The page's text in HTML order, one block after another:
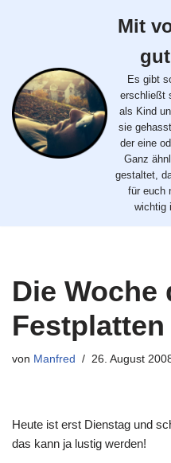
springen
Mit
Es gibt
erschließt
als Kind
sie
der eine
Ganz
gestaltet,
für euch
wichtig
Die Woche
Festplatten
von Manfred 26. August
Heute ist erst Dienstag und
das kann ja lustig werden!